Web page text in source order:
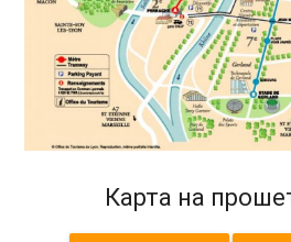
Карта на